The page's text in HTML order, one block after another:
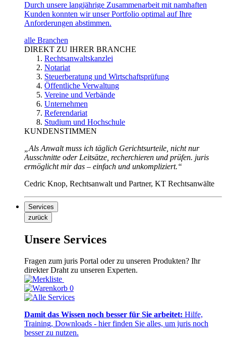
Durch unsere langjährige Zusammenarbeit mit namhaften
Kunden konnten wir unser Portfolio optimal auf Ihre
Anforderungen abstimmen.
alle Branchen
DIREKT ZU IHRER BRANCHE
Rechtsanwaltskanzlei
Notariat
Steuerberatung und Wirtschaftsprüfung
Öffentliche Verwaltung
Vereine und Verbände
Unternehmen
Referendariat
Studium und Hochschule
KUNDENSTIMMEN
„Als Anwalt muss ich täglich Gerichtsurteile, nicht nur
Ausschnitte oder Leitsätze, recherchieren und prüfen. juris
ermöglicht mir das – einfach und unkompliziert.“
Cedric Knop, Rechtsanwalt und Partner, KT Rechtsanwälte
Services
zurück
Unsere Services
Fragen zum juris Portal oder zu unseren Produkten? Ihr
direkter Draht zu unseren Experten.
0
Damit das Wissen noch besser für Sie arbeitet: Hilfe,
Training, Downloads - hier finden Sie alles, um juris noch
besser zu nutzen.